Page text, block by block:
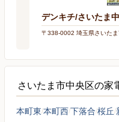
デンキチ/さいたま
〒338-0002 埼玉県さいた
さいたま市中央区の家
本町東 本町西下落合 桜丘